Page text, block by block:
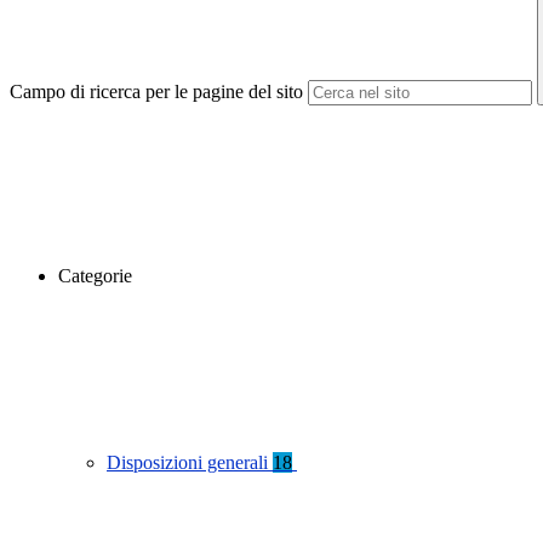
Campo di ricerca per le pagine del sito
Categorie
Disposizioni generali 18